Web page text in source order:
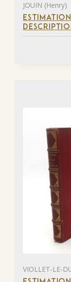
JOUIN (Henry)
VIOLLET-LE-